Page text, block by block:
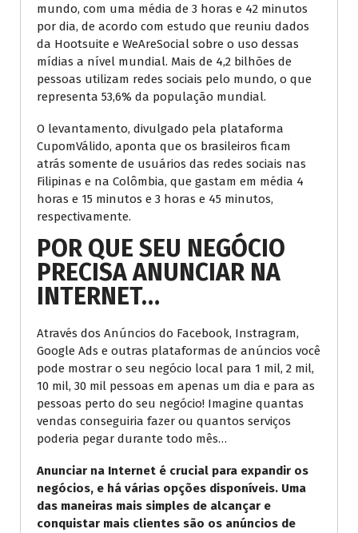
mundo, com uma média de 3 horas e 42 minutos
por dia, de acordo com estudo que reuniu dados
da Hootsuite e WeAreSocial sobre o uso dessas
mídias a nível mundial. Mais de 4,2 bilhões de
pessoas utilizam redes sociais pelo mundo, o que
representa 53,6% da população mundial.
O levantamento, divulgado pela plataforma
CupomVálido, aponta que os brasileiros ficam
atrás somente de usuários das redes sociais nas
Filipinas e na Colômbia, que gastam em média 4
horas e 15 minutos e 3 horas e 45 minutos,
respectivamente.
POR QUE SEU NEGÓCIO
PRECISA ANUNCIAR NA
INTERNET…
Através dos Anúncios do Facebook, Instragram,
Google Ads e outras plataformas de anúncios você
pode mostrar o seu negócio local para 1 mil, 2 mil,
10 mil, 30 mil pessoas em apenas um dia e para as
pessoas perto do seu negócio! Imagine quantas
vendas conseguiria fazer ou quantos serviços
poderia pegar durante todo mês…
Anunciar na Internet é crucial para expandir os
negócios, e há várias opções disponíveis. Uma
das maneiras mais simples de alcançar e
conquistar mais clientes são os anúncios de